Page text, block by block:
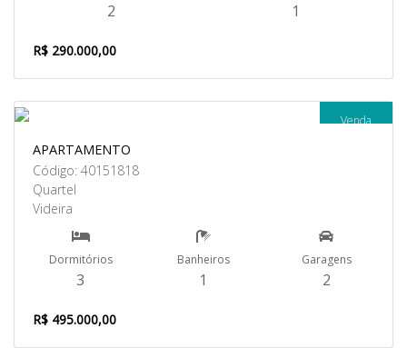
2 1
R$ 290.000,00
Venda
APARTAMENTO
Código: 40151818
Quartel
Videira
Dormitórios
3
Banheiros
1
Garagens
2
R$ 495.000,00